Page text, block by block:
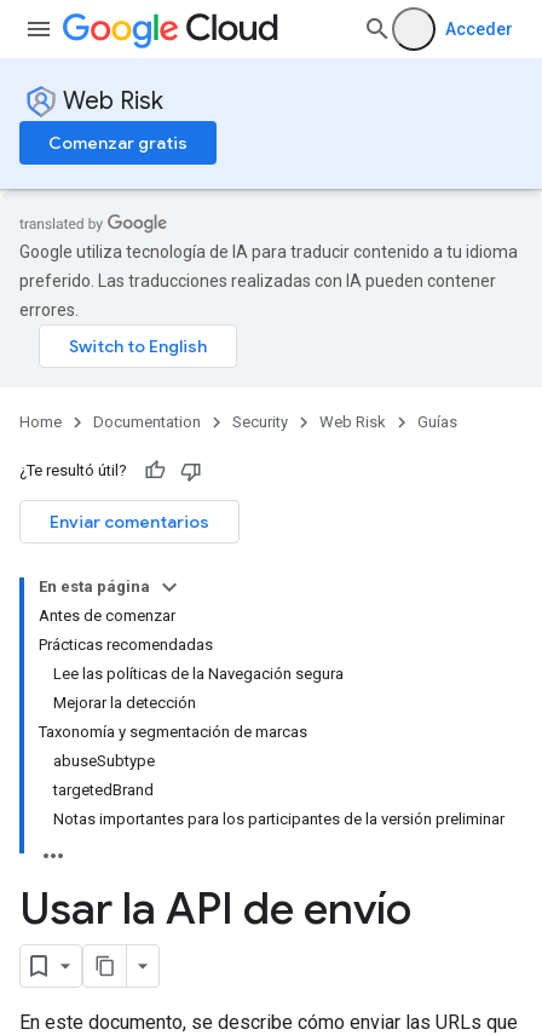
Acceder
Web Risk
Comenzar gratis
Google utiliza tecnología de IA para traducir contenido a tu idioma
preferido. Las traducciones realizadas con IA pueden contener
errores.
Home Documentation Security Web Risk Guías
¿Te resultó útil?
Enviar comentarios
En esta página
Antes de comenzar
Prácticas recomendadas
Lee las políticas de la Navegación segura
Mejorar la detección
Taxonomía y segmentación de marcas
abuseSubtype
targetedBrand
Notas importantes para los participantes de la versión preliminar
Usar la API de envío
En este documento, se describe cómo enviar las URLs que